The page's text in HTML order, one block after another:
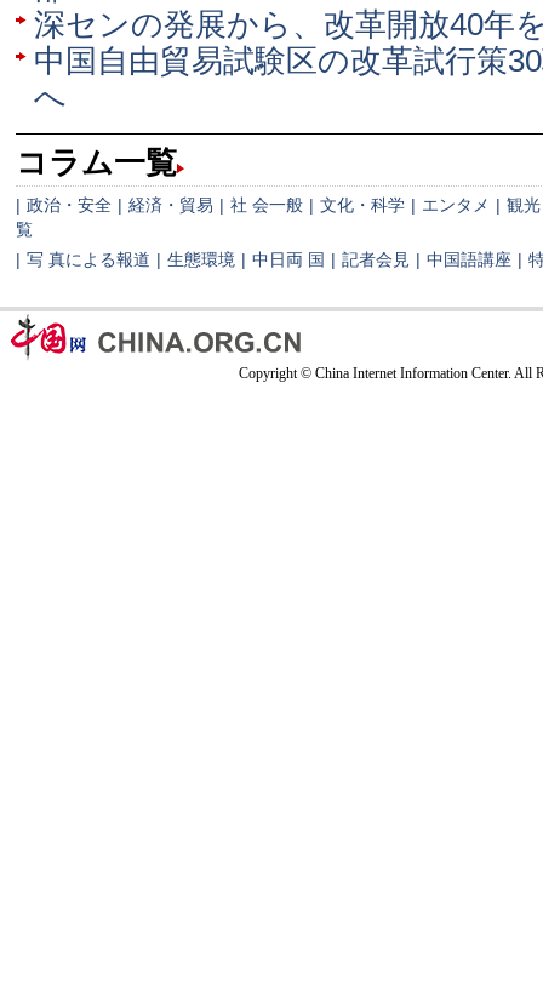
深センの発展から、改革開放40年
中国自由貿易試験区の改革試行策
へ
コラム一覧
| 政治・安全 | 経済・貿易 | 社 会一般 | 文化・科学 | エンタメ | 観光
覧
| 写 真による報道 | 生態環境 | 中日両 国 | 記者会見 | 中国語講座 |